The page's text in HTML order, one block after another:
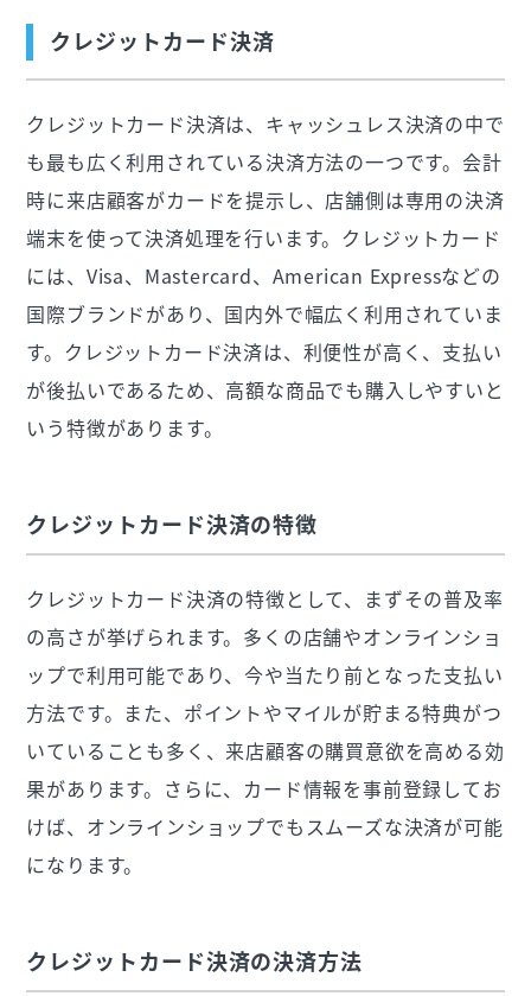
クレジットカード決済
クレジットカード決済は、キャッシュレス決済の中で
も最も広く利用されている決済方法の一つです。会計
時に来店顧客がカードを提示し、店舗側は専用の決済
端末を使って決済処理を行います。クレジットカード
には、Visa、Mastercard、American Expressなどの
国際ブランドがあり、国内外で幅広く利用されていま
す。クレジットカード決済は、利便性が高く、支払い
が後払いであるため、高額な商品でも購入しやすいと
いう特徴があります。
クレジットカード決済の特徴
クレジットカード決済の特徴として、まずその普及率
の高さが挙げられます。多くの店舗やオンラインショ
ップで利用可能であり、今や当たり前となった支払い
方法です。また、ポイントやマイルが貯まる特典がつ
いていることも多く、来店顧客の購買意欲を高める効
果があります。さらに、カード情報を事前登録してお
けば、オンラインショップでもスムーズな決済が可能
になります。
クレジットカード決済の決済方法